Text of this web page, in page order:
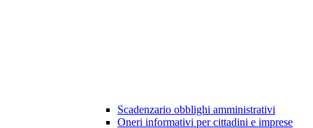
Scadenzario obblighi amministrativi
Oneri informativi per cittadini e imprese